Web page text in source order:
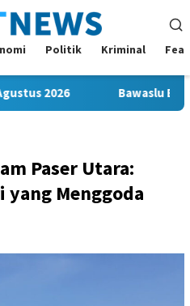
Politik Kriminal
Bawaslu Bontang
Paser Utara:
yang Menggoda